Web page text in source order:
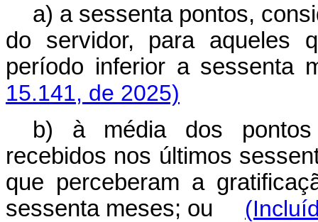
a) a sessenta pontos,
do servidor, para aqueles
período inferior a
15.141, de 2025)
b) à média dos pontos
recebidos nos últimos
que perceberam a
sessenta meses; ou